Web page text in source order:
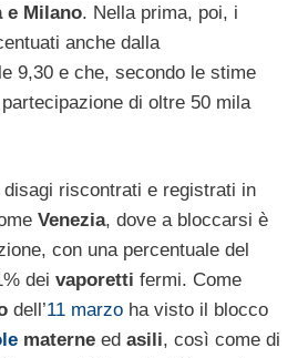
e Milano. Nella prima, poi, i
anche dalla
9,30 e che, secondo le stime
di oltre 50 mila
disagi riscontrati e registrati in
Venezia, dove a bloccarsi è
con una percentuale del
dei vaporetti fermi. Come
dell’11 marzo ha visto il blocco
materne ed asili, così come di